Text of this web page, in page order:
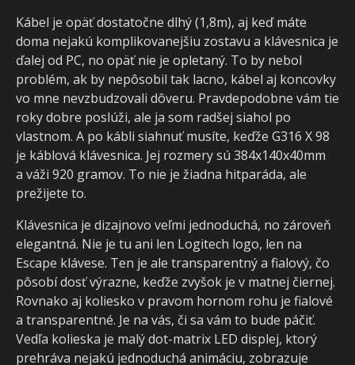
Kábel je opäť dostatočne dlhý (1,8m), aj keď máte
doma nejakú komplikovanejšiu zostavu a klávesnica je
ďalej od PC, no opäť nie je opletaný. To by nebol
problém, ak by nepôsobil tak lacno, kábel aj koncovky
vo mne nevzbudzovali dôveru. Pravdepodobne vám tie
roky dobre poslúži, ale ja som radšej siahol po
vlastnom. A po kábli siahnuť musíte, keďže G316 X 98
je káblová klávesnica. Jej rozmery sú 384x140x40mm
a váži 920 gramov. To nie je žiadna hitparáda, ale
prežijete to.
Klávesnica je dizajnovo veľmi jednoduchá, no zároveň
elegantná. Nie je tu ani len Logitech logo, len na
Escape klávese. Ten je ale transparentný a fialový, čo
pôsobí dosť výrazne, keďže zvyšok je v matnej čiernej.
Rovnako aj koliesko v pravom hornom rohu je fialové
a transparentné. Je na vás, či sa vám to bude páčiť.
Vedľa kolieska je malý dot-matrix LED displej, ktorý
prehráva nejakú jednoduchá animáciu, zobrazuje